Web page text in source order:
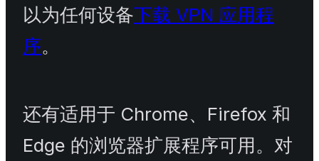
以为任何设备下载 VPN 应用程
序。
还有适用于 Chrome、Firefox 和
Edge 的浏览器扩展程序可用。对